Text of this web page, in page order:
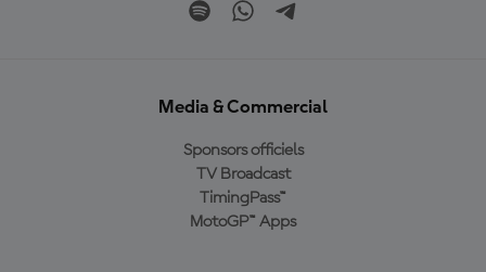
Media & Commercial
Sponsors officiels
TV Broadcast
TimingPass™
MotoGP™ Apps